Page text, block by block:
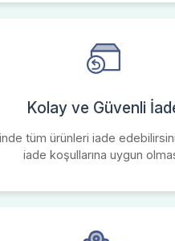
Kolay ve Güvenli
tüm ürünleri iade
iade koşullarına uygun